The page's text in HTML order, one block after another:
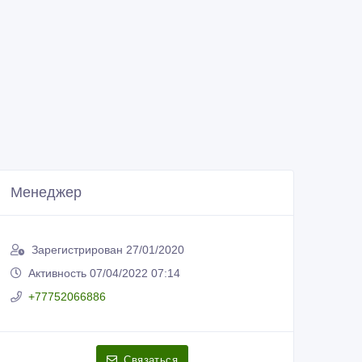
Менеджер
Зарегистрирован 27/01/2020
Активность 07/04/2022 07:14
+77752066886